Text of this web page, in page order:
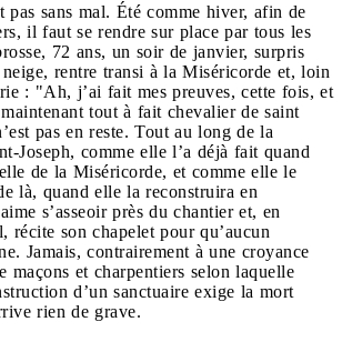
pas sans mal. Été comme hiver, afin de
il faut se rendre sur place par tous les
72 ans, un soir de janvier, surpris
rentre transi à la Miséricorde et, loin
: "Ah, j’ai fait mes preuves, cette fois, et
tout à fait chevalier de saint
pas en reste. Tout au long de la
Joseph, comme elle l’a déjà fait quand
de la Miséricorde, et comme elle le
là, quand elle la reconstruira en
s’asseoir près du chantier et, en
récite son chapelet pour qu’aucun
Jamais, contrairement à une croyance
maçons et charpentiers selon laquelle
d’un sanctuaire exige la mort
rien de grave.